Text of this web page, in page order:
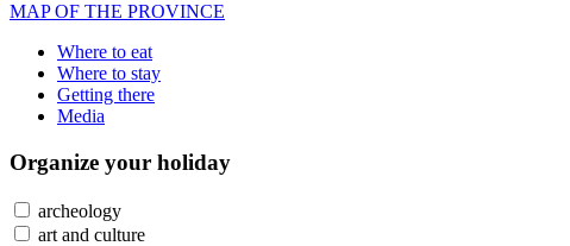
MAP OF THE PROVINCE
Where to eat
Where to stay
Getting there
Media
Organize your holiday
archeology
art and culture